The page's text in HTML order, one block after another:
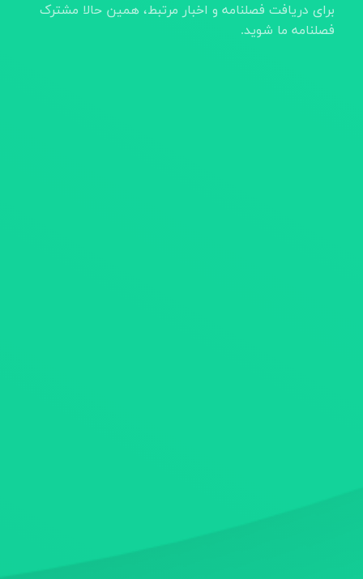
برای دریافت فصلنامه و اخبار مرتبط، همین حالا مشترک
فصلنامه ما شوید.